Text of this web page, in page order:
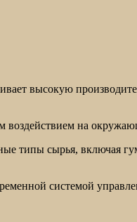
высокую
на
типы сырья, включая
системой